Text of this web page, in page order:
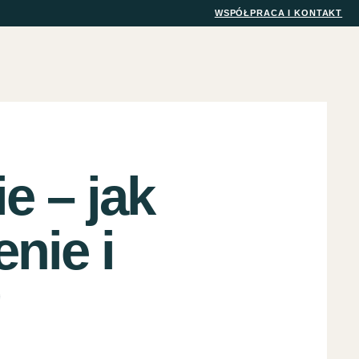
WSPÓŁPRACA I KONTAKT
– jak
i